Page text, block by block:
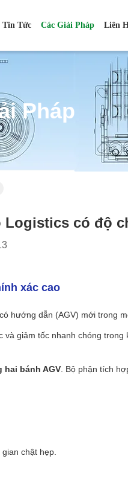
Tin Tức Các Giải Pháp Liên
Pháp
có độ
xác cao
hướng dẫn (AGV) mới trong
giảm tốc nhanh chóng
hai bánh AGV . Bộ phận tích
chật hẹp.